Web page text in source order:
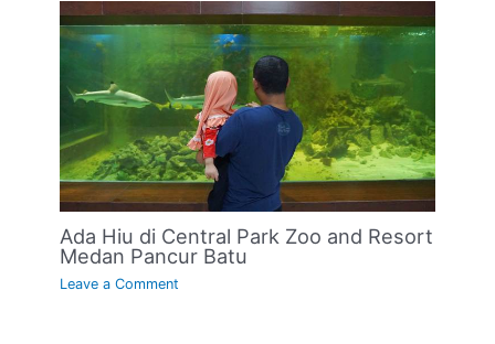
Ada Hiu di Central Park Zoo and Resort
Medan Pancur Batu
Leave a Comment